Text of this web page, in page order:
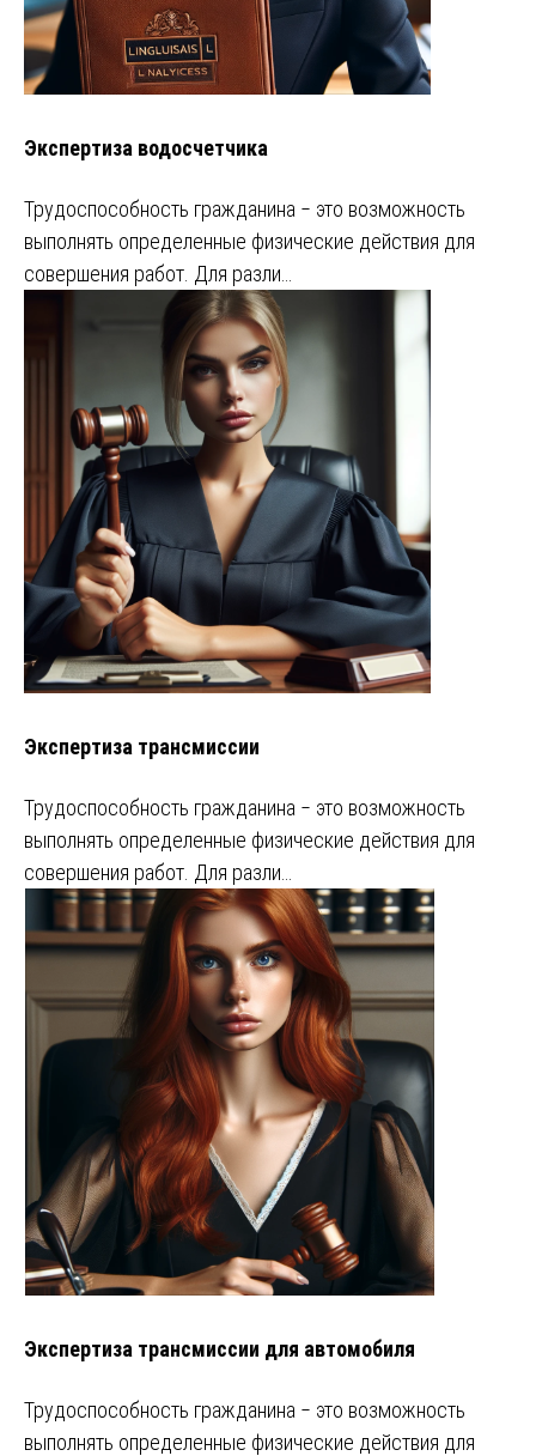
Экспертиза водосчетчика
Трудоспособность гражданина ‒ это возможность
выполнять определенные физические действия для
совершения работ. Для разли…
Экспертиза трансмиссии
Трудоспособность гражданина ‒ это возможность
выполнять определенные физические действия для
совершения работ. Для разли…
Экспертиза трансмиссии для автомобиля
Трудоспособность гражданина ‒ это возможность
выполнять определенные физические действия для